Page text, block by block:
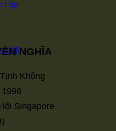
Lập
MỹNGHĨA
Không
Singapore